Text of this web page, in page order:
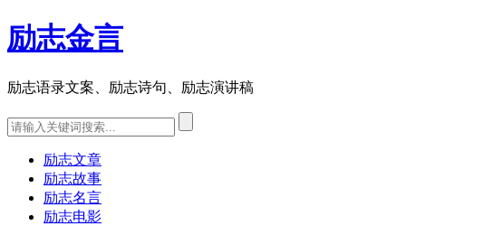
励志金言
励志语录文案、励志诗句、励志演讲稿
励志文章
励志故事
励志名言
励志电影